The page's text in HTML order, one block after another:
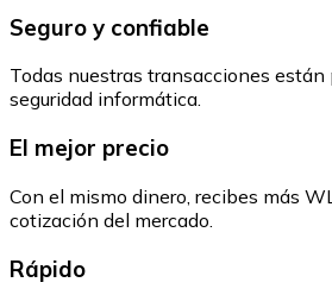
Seguro y confiable
Todas nuestras transacciones están
seguridad informática.
El mejor precio
Con el mismo dinero, recibes más
cotización del mercado.
Rápido